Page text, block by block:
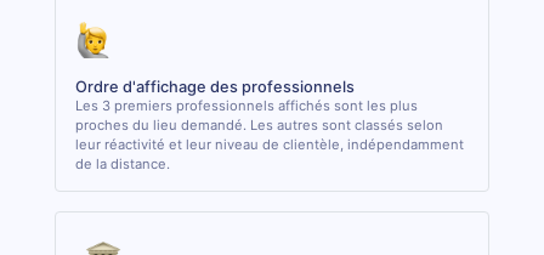
Ordre d'affichage des professionnels
Les 3 premiers professionnels affichés sont les plus
proches du lieu demandé. Les autres sont classés selon
leur réactivité et leur niveau de clientèle, indépendamment
de la distance.